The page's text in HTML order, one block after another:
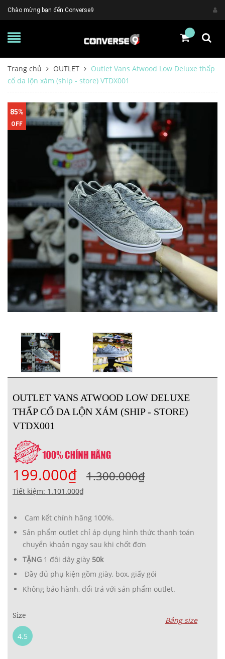
Chào mừng bạn đến Converse9
Trang chủ OUTLET
Outlet Vans Atwood Low Deluxe thấp
cổ da lộn xám (ship - store) VTDX001
85%
OFF
OUTLET VANS ATWOOD LOW DELUXE
THẤP CỔ DA LỘN XÁM (SHIP - STORE)
VTDX001
199.000₫ 1.300.000₫
Tiết kiệm: 1.101.000₫
Cam kết chính hãng 100%.
Sản phẩm outlet chỉ áp dụng hình thức thanh toán
chuyển khoản ngay sau khi chốt đơn
TẶNG 1 đôi dây giày 50k
Đầy đủ phụ kiện gồm giày, box, giấy gói
Không bảo hành, đổi trả với sản phẩm outlet.
Size
4.5
Bảng size